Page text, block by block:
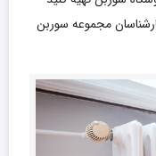
مجموعه سوربن